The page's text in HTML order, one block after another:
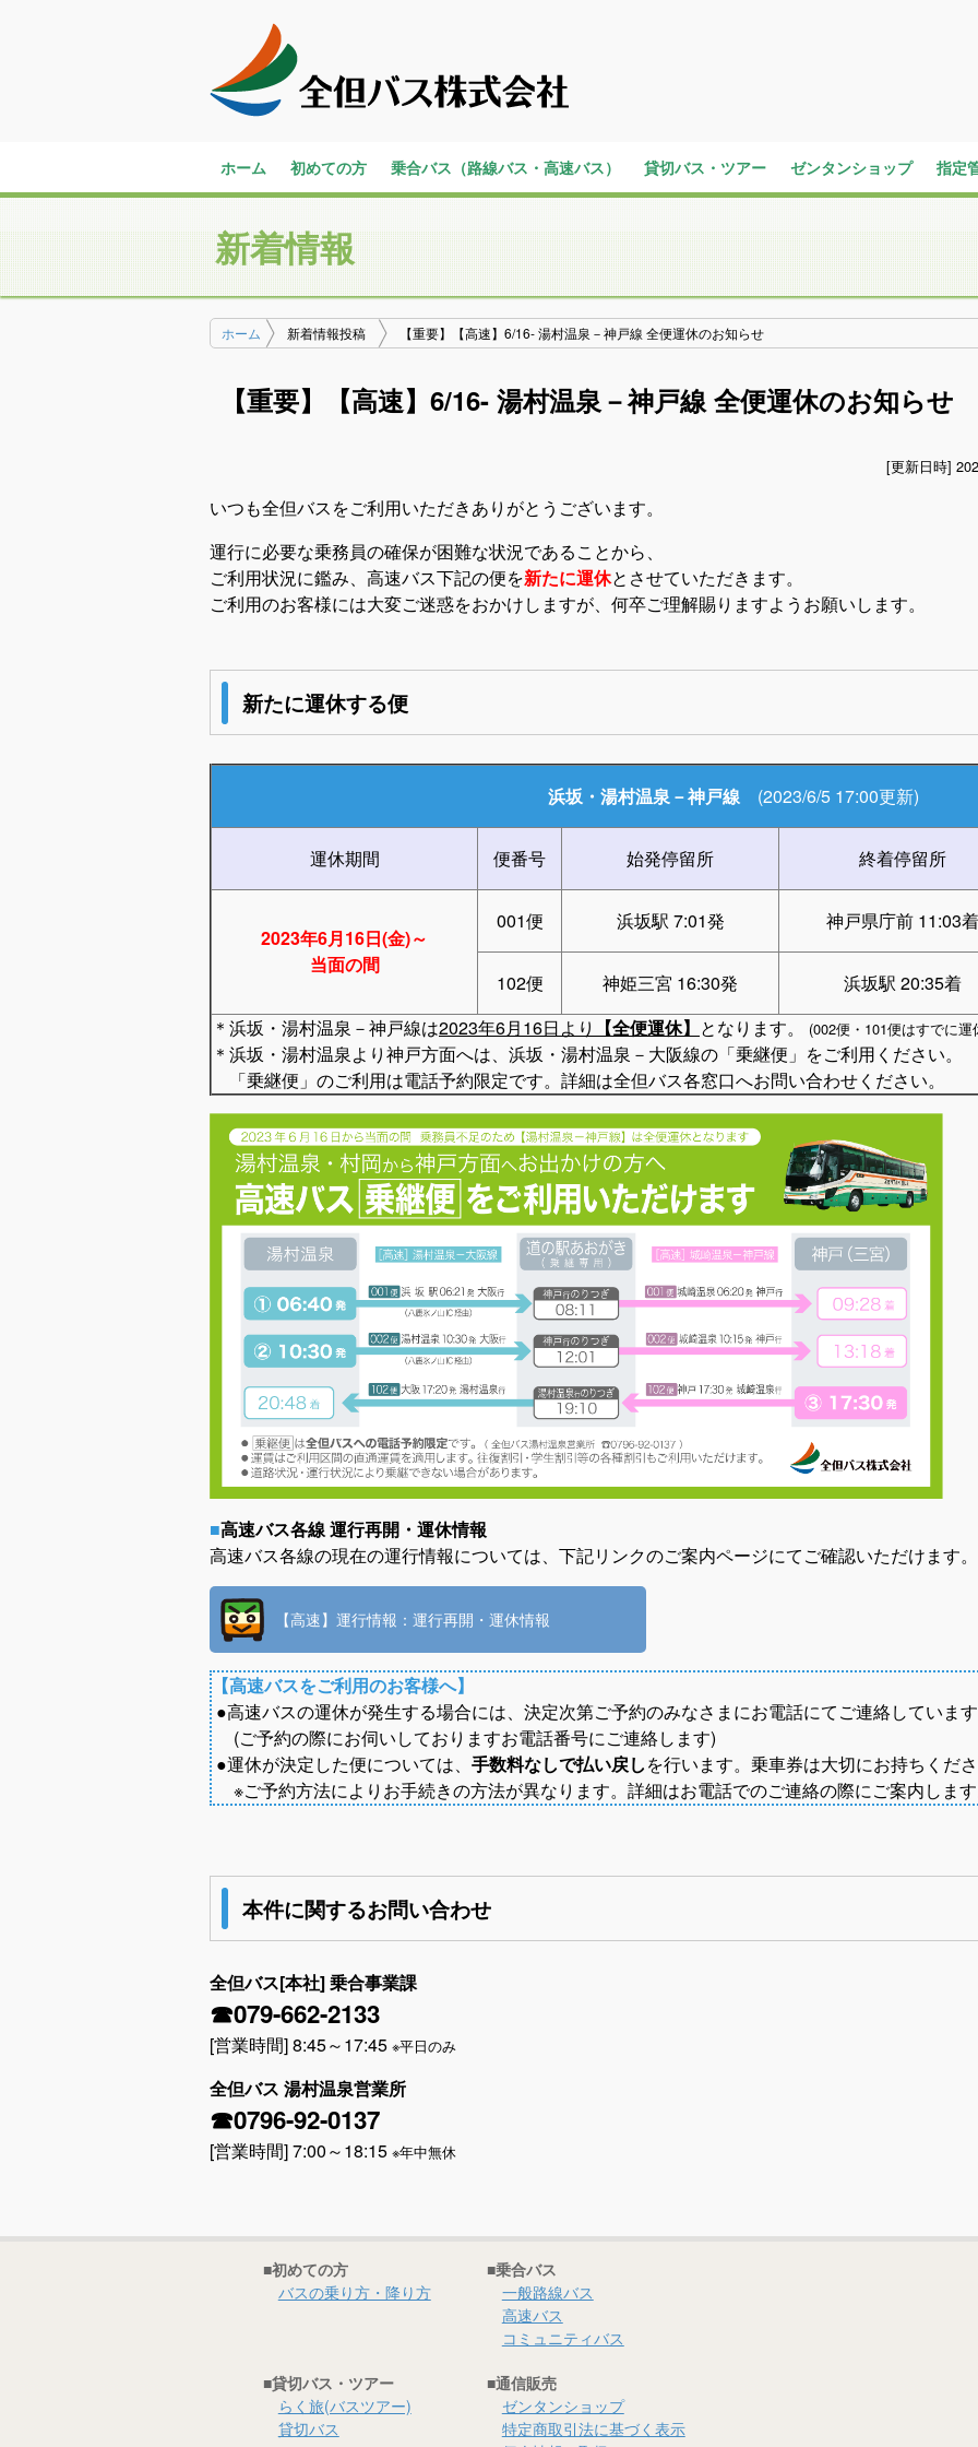
ホーム 初めての方 乗合バス（路線バス・高速バス） 貸切バス・ツアー ゼンタンショップ 指定
新着情報
ホーム 新着情報投稿 【重要】【高速】6/16- 湯村温泉－神戸線 全便運休のお知らせ
【重要】【高速】6/16- 湯村温泉－神戸線 全便運休のお知らせ
[更新日時]
いつも全但バスをご利用いただきありがとうございます。
運行に必要な乗務員の確保が困難な状況であることから、
ご利用状況に鑑み、高速バス下記の便を新たに運休とさせていただきます。
ご利用のお客様には大変ご迷惑をおかけしますが、何卒ご理解賜りますようお願いします。
新たに運休する便
浜坂・湯村温泉－神戸線 (2023/6/5 17:00更新)
運休期間 便番号 始発停留所 終着停留所
2023年6月16日(金)～
当面の間
001便 浜坂駅 7:01発 神戸県庁前 11:03着
102便 神姫三宮 16:30発 浜坂駅 20:35着
＊浜坂・湯村温泉－神戸線は2023年6月16日より 【全便運休】 となります。 (002便・101便はすでに運
＊浜坂・湯村温泉より神戸方面へは、浜坂・湯村温泉－大阪線の「乗継便」をご利用ください。
「乗継便」のご利用は電話予約限定です。詳細は全但バス各窓口へお問い合わせください。
■高速バス各線 運行再開・運休情報
高速バス各線の現在の運行情報については、下記リンクのご案内ページにてご確認いただけます。
【高速】運行情報：運行再開・運休情報
【高速バスをご利用のお客様へ】
●高速バスの運休が発生する場合には、決定次第ご予約のみなさまにお電話にてご連絡しています
(ご予約の際にお伺いしておりますお電話番号にご連絡します)
●運休が決定した便については、 手数料なしで払い戻しを行います。乗車券は大切にお持ちくださ
※ご予約方法によりお手続きの方法が異なります。詳細はお電話でのご連絡の際にご案内します
本件に関するお問い合わせ
全但バス[本社] 乗合事業課
☎079-662-2133
[営業時間] 8:45～17:45 ※平日のみ
全但バス 湯村温泉営業所
☎0796-92-0137
[営業時間] 7:00～18:15 ※年中無休
■初めての方
バスの乗り方・降り方
■乗合バス
一般路線バス
高速バス
コミュニティバス
■貸切バス・ツアー
らく旅(バスツアー)
貸切バス
■通信販売
ゼンタンショップ
特定商取引法に基づく表示